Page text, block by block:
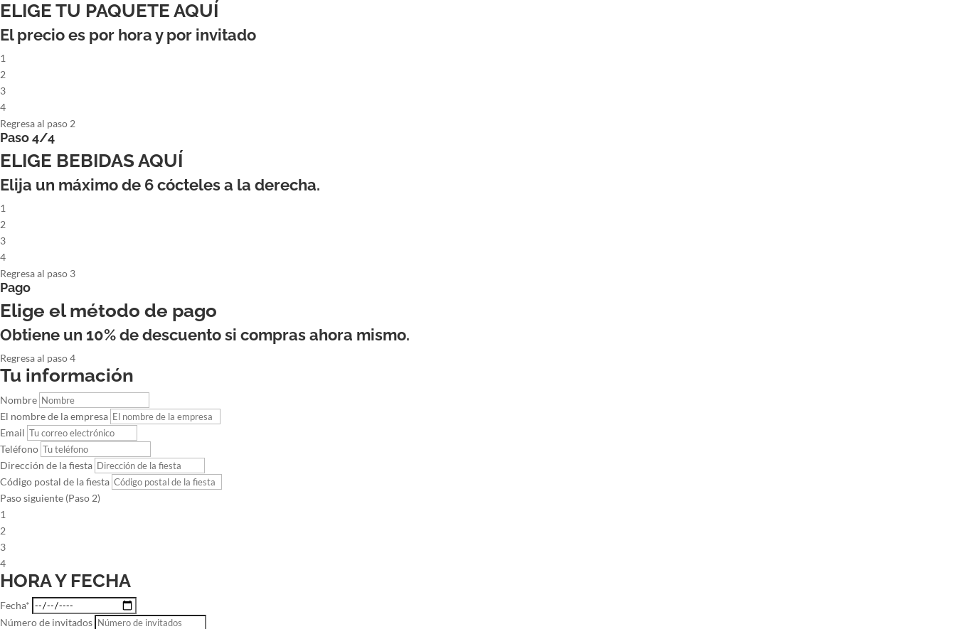
ELIGE TU PAQUETE AQUÍ
El precio es por hora y por invitado
1
2
3
4
Regresa al paso 2
Paso 4/4
ELIGE BEBIDAS AQUÍ
Elija un máximo de 6cócteles a la derecha.
1
2
3
4
Regresa al paso 3
Pago
Elige el método de pago
Obtiene un 10% de descuento si compras ahora mismo.
Regresa al paso 4
Tu información
Nombre
El nombre de la empresa
Email
Teléfono
Dirección de la fiesta
Código postal de la fiesta
Paso siguiente (Paso 2)
1
2
3
4
HORA Y FECHA
Fecha*
Número de invitados